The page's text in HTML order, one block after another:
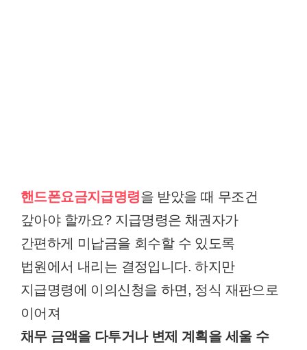
핸드폰요금지급명령을 받았을 때 무조건
갚아야 할까요? 지급명령은 채권자가
간편하게 미납금을 회수할 수 있도록
법원에서 내리는 결정입니다. 하지만
지급명령에 이의신청을 하면, 정식 재판으로
이어져
채무 금액을 다투거나 변제 계획을 세울 수